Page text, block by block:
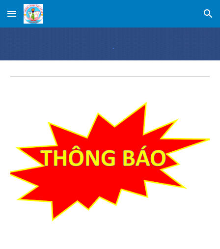
Skip to main content Skip to navigation